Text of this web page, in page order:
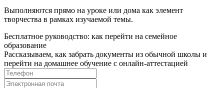
Выполняются прямо на уроке или дома как элемент
творчества в рамках изучаемой темы.
Бесплатное руководство: как перейти на семейное
образование
Рассказываем, как забрать документы из обычной школы и
перейти на домашнее обучение с онлайн‑аттестацией